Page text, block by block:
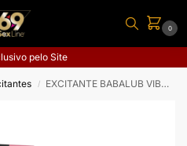
0
pelo Site
/ EXCITANTE BABALUB VIBRA HOT